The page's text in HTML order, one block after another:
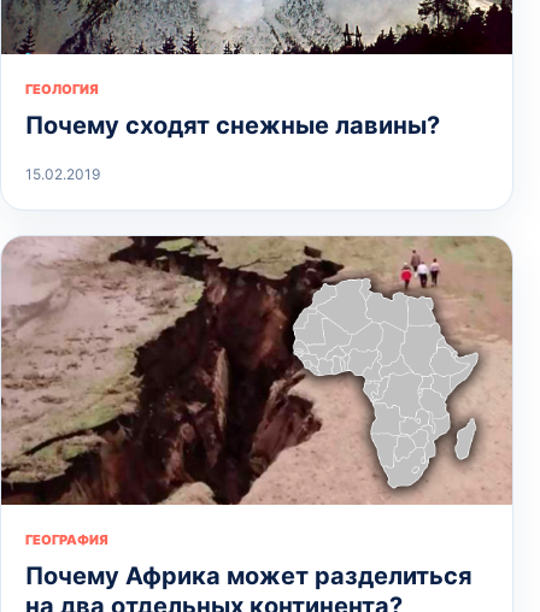
ГЕОЛОГИЯ
Почему сходят снежные лавины?
15.02.2019
ГЕОГРАФИЯ
Почему Африка может разделиться
на два отдельных континента?